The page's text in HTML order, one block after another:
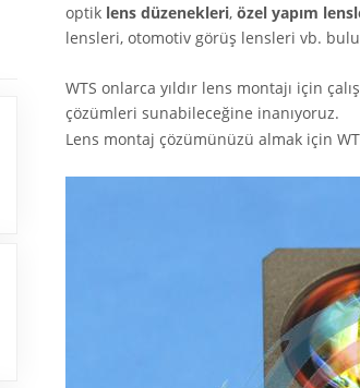
optik lens düzenekleri, özel yapım
lensleri, otomotiv görüş lensleri vb.
WTS onlarca yıldır lens montajı için
çözümleri sunabileceğine inanıyoruz.
Lens montaj çözümünüzü almak için